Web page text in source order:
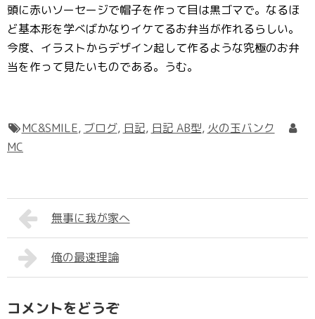
頭に赤いソーセージで帽子を作って目は黒ゴマで。なるほ
ど基本形を学べばかなりイケてるお弁当が作れるらしい。
今度、イラストからデザイン起して作るような究極のお弁
当を作って見たいものである。うむ。
MC&SMILE, ブログ, 日記, 日記 AB型, 火の玉バンク
MC
無事に我が家へ
俺の最速理論
コメントをどうぞ